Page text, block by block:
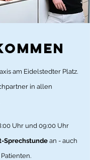
am Eidelstedter Platz.
in allen
Uhr und 09:00 Uhr
Sprechstunde an - auch